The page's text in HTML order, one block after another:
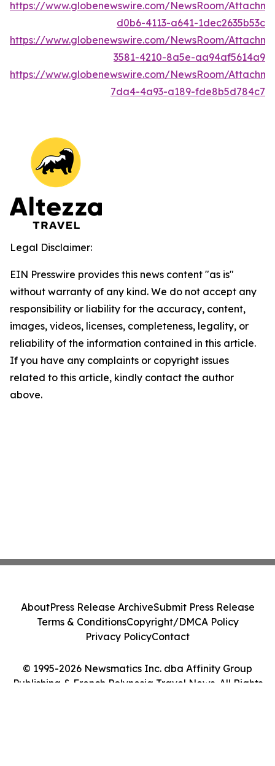
https://www.globenewswire.com/NewsRoom/
d0b6-4113-a641-1dec2635b53c
https://www.globenewswire.com/NewsRoom/
3581-4210-8a5e-aa94af5614a9
https://www.globenewswire.com/NewsRoom/
7da4-4a93-a189-fde8b5d784c7
Legal Disclaimer:
EIN Presswire provides this news content "as is"
without warranty of any kind. We do not accept any
responsibility or liability for the accuracy, content,
images, videos, licenses, completeness, legality, or
reliability of the information contained in this article.
If you have any complaints or copyright issues
related to this article, kindly contact the author
above.
© 1995-2026 Newsmatics Inc. dba Affinity Group
Publishing & French Polynesia Travel News. All Rights
AboutPress Release ArchiveSubmit Press Release
Terms & ConditionsCopyright/DMCA Policy
Privacy PolicyContact